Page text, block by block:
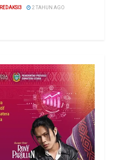
REDAKSI3 2 TAHUN AGO